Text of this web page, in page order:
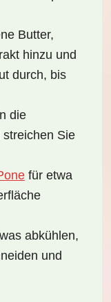
Butter,
hinzu und
durch, bis
die
Sie
für etwa
abkühlen,
und